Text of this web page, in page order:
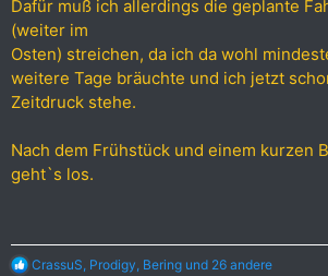
Dafür muß ich allerdings die geplante
(weiter im
Osten) streichen, da ich da wohl
weitere Tage bräuchte und ich jetzt
Zeitdruck stehe.
Nach dem Frühstück und einem kurzen
geht`s los.
R
CrassuS, Prodigy, Bering und 26 andere